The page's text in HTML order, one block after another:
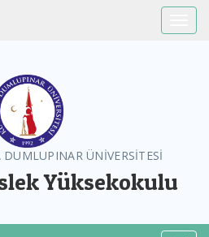
DUMLUPINAR ÜNİVERSİTESİ
Yüksekokulu